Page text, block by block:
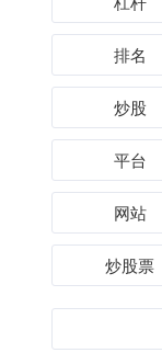
排名
炒股
平台
网站
炒股票